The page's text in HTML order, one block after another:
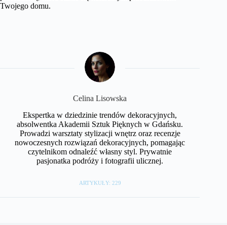
Twojego domu.
Celina Lisowska
Ekspertka w dziedzinie trendów dekoracyjnych,
absolwentka Akademii Sztuk Pięknych w Gdańsku.
Prowadzi warsztaty stylizacji wnętrz oraz recenzje
nowoczesnych rozwiązań dekoracyjnych, pomagając
czytelnikom odnaleźć własny styl. Prywatnie
pasjonatka podróży i fotografii ulicznej.
ARTYKUŁY: 229